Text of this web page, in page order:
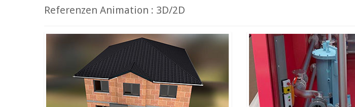
Referenzen Animation : 3D/2D